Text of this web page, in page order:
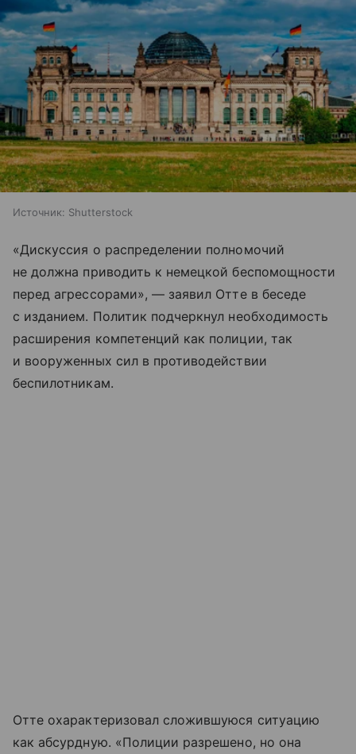
Источник: Shutterstock
«Дискуссия о распределении полномочий
не должна приводить к немецкой беспомощности
перед агрессорами», — заявил Отте в беседе
с изданием. Политик подчеркнул необходимость
расширения компетенций как полиции, так
и вооруженных сил в противодействии
беспилотникам.
Отте охарактеризовал сложившуюся ситуацию
как абсурдную. «Полиции разрешено, но она